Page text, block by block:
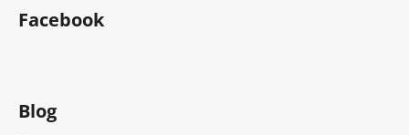
Facebook
Blog